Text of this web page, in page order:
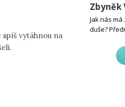
vytáhnou na
Zbyněk
Jak nás
duše?